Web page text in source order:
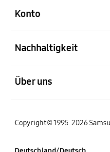
Konto
Nachhaltigkeit
Über uns
Copyright© 1995-2026